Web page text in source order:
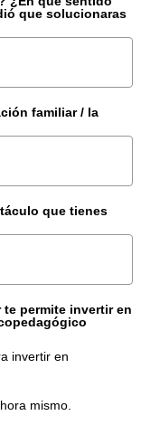
que solucionaras
familiar / la
que tienes
permite invertir en
invertir en
mismo.